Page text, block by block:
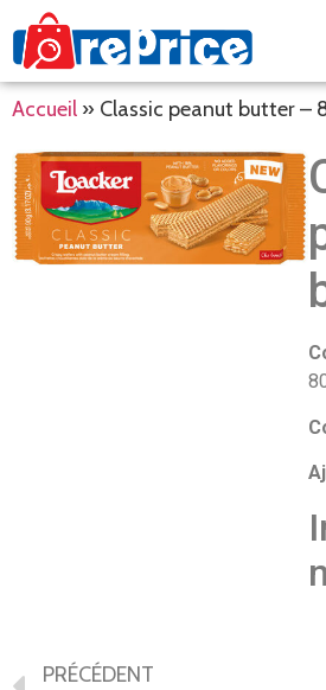
Accueil » Classic peanut butter
PRÉCÉDENT